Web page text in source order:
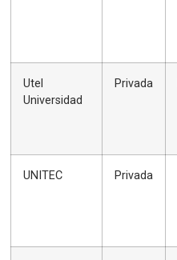
Utel
Universidad
Privada
UNITEC Privada